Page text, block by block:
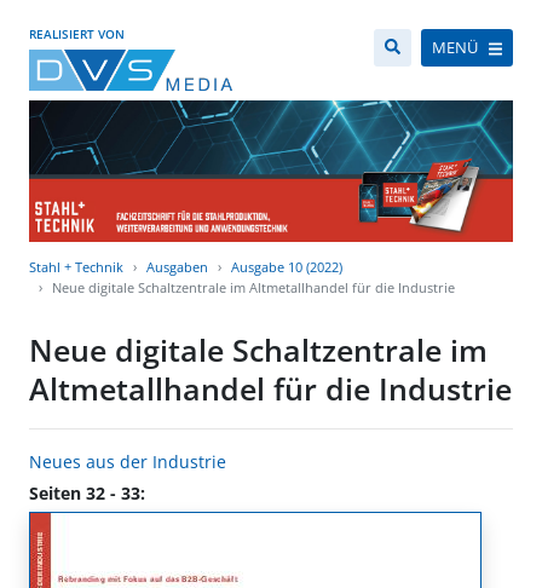
REALISIERT VON
MENÜ
Stahl + Technik Ausgaben
Ausgabe 10 (2022)
Neue digitale Schaltzentrale im Altmetallhandel für die Industrie
Neue digitale Schaltzentrale im
Altmetallhandel für die Industrie
Neues aus der Industrie
Seiten 32 - 33: